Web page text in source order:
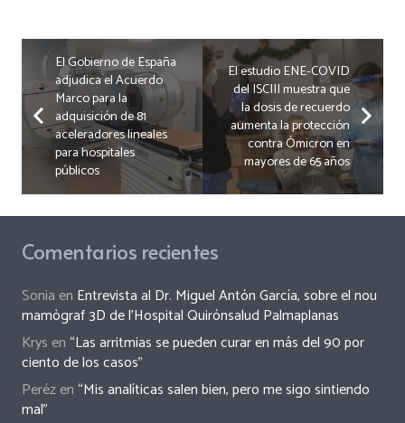
El Gobierno de España
adjudica el Acuerdo
Marco para la
adquisición de 81
aceleradores lineales
para hospitales
públicos
El estudio ENE-COVID
del ISCIII muestra que
la dosis de recuerdo
aumenta la protección
contra Ómicron en
mayores de 65 años
Comentarios recientes
Sonia en Entrevista al Dr. Miguel Antón García, sobre el nou
mamògraf 3D de l’Hospital Quirónsalud Palmaplanas
Krys en“Las arritmias se pueden curar en más del 90 por
ciento de los casos”
Perézen“Mis analíticas salen bien, pero me sigo sintiendo
mal”